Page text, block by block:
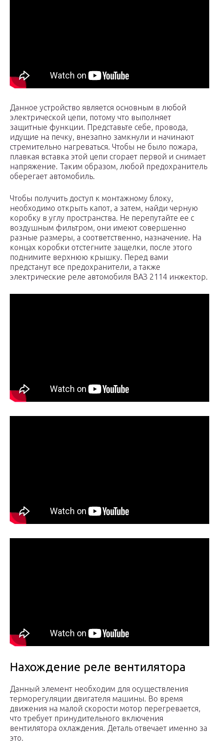
Данное устройство является основным в любой
электрической цепи, потому что выполняет
защитные функции. Представьте себе, провода,
идущие на печку, внезапно замкнули и начинают
стремительно нагреваться. Чтобы не было пожара,
плавкая вставка этой цепи сгорает первой и снимает
напряжение. Таким образом, любой предохранитель
оберегает автомобиль.
Чтобы получить доступ к монтажному блоку,
необходимо открыть капот, а затем, найди черную
коробку в углу пространства. Не перепутайте ее с
воздушным фильтром, они имеют совершенно
разные размеры, а соответственно, назначение. На
концах коробки отстегните защелки, после этого
поднимите верхнюю крышку. Перед вами
предстанут все предохранители, а также
электрические реле автомобиля ВАЗ 2114 инжектор.
Нахождение реле вентилятора
Данный элемент необходим для осуществления
терморегуляции двигателя машины. Во время
движения на малой скорости мотор перегревается,
что требует принудительного включения
вентилятора охлаждения. Деталь отвечает именно за
это.